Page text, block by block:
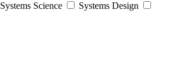
Systems Science
Systems Design